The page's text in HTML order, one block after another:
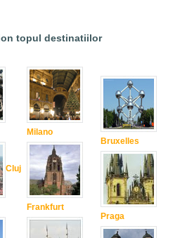
topul destinatiilor
Cluj
Milano
Frankfurt
Bruxelles
Praga